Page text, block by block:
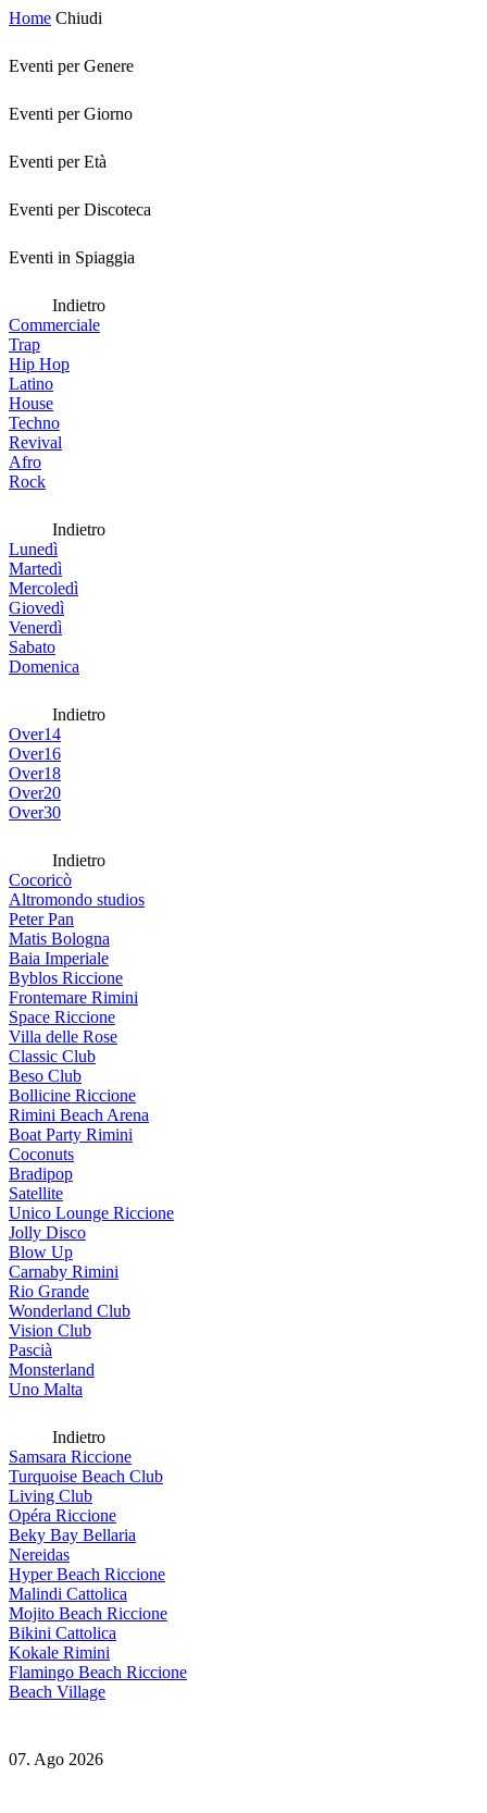
Home Chiudi
Eventi per Genere
Eventi per Giorno
Eventi per Età
Eventi per Discoteca
Eventi in Spiaggia
Indietro
Commerciale
Trap
Hip Hop
Latino
House
Techno
Revival
Afro
Rock
Indietro
Lunedì
Martedì
Mercoledì
Giovedì
Venerdì
Sabato
Domenica
Indietro
Over14
Over16
Over18
Over20
Over30
Indietro
Cocoricò
Altromondo studios
Peter Pan
Matis Bologna
Baia Imperiale
Byblos Riccione
Frontemare Rimini
Space Riccione
Villa delle Rose
Classic Club
Beso Club
Bollicine Riccione
Rimini Beach Arena
Boat Party Rimini
Coconuts
Bradipop
Satellite
Unico Lounge Riccione
Jolly Disco
Blow Up
Carnaby Rimini
Rio Grande
Wonderland Club
Vision Club
Pascià
Monsterland
Uno Malta
Indietro
Samsara Riccione
Turquoise Beach Club
Living Club
Opéra Riccione
Beky Bay Bellaria
Nereidas
Hyper Beach Riccione
Malindi Cattolica
Mojito Beach Riccione
Bikini Cattolica
Kokale Rimini
Flamingo Beach Riccione
Beach Village
07. Ago 2026